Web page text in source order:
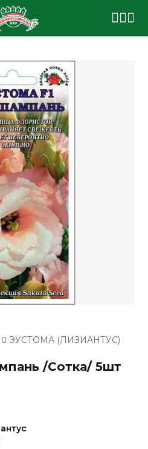
ЭУСТОМА (ЛИЗИАНТУС)
/Сотка/ 5шт